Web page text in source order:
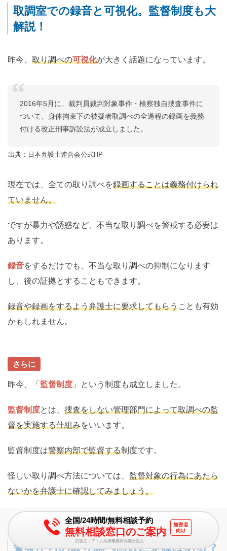
取調室での録音と可視化。監督制度も大
解説！
昨今、 取り調べの可視化が大きく話題になっています。
2016年5月に、裁判員裁判対象事件・検察独自捜査事件に
ついて、身体拘束下の被疑者取調べの全過程の録画を義務
付ける改正刑事訴訟法が成立しました。
出典：日本弁護士連合会公式HP
現在では、全ての取り調べを録画することは義務付けられ
ていません。
ですが暴力や誘惑など、不当な取り調べを警戒する必要は
あります。
録音をするだけでも、不当な取り調べの抑制になります
し、後の証拠とすることもできます。
録音や録画をするよう弁護士に要求してもらうことも有効
かもしれません。
さらに
昨今、「 監督制度 」という制度も成立しました。
監督制度とは、 捜査をしない管理部門によって取調べの監
督を実施する仕組みをいいます。
監督制度は警察内部で監督する制度です。
怪しい取り調べ方法については、 監督対象の行為にあたら
ないかを弁護士に確認してみましょう。
警察からの取り調べ回数に意味はある？
全国/24時間/無料相談予約
無料相談窓口のご案内
広告主：アトム法律事務所弁護士法人